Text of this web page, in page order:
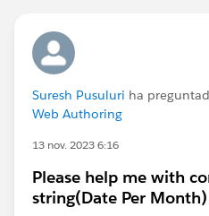
Suresh Pusuluri ha
Web Authoring
13 nov. 2023 6:16
Please help me with
string(Date Per